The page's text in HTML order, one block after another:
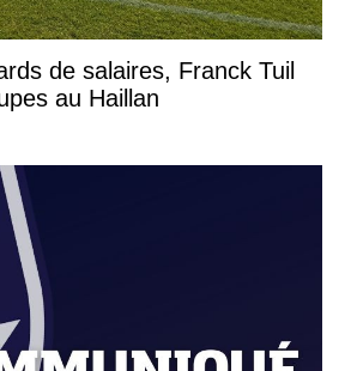
de salaires, Franck Tuil
au Haillan